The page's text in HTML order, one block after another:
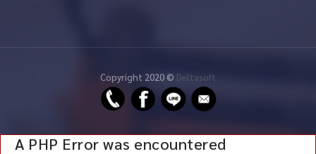
Copyright 2020 © Deltasoft
A PHP Error was encountered